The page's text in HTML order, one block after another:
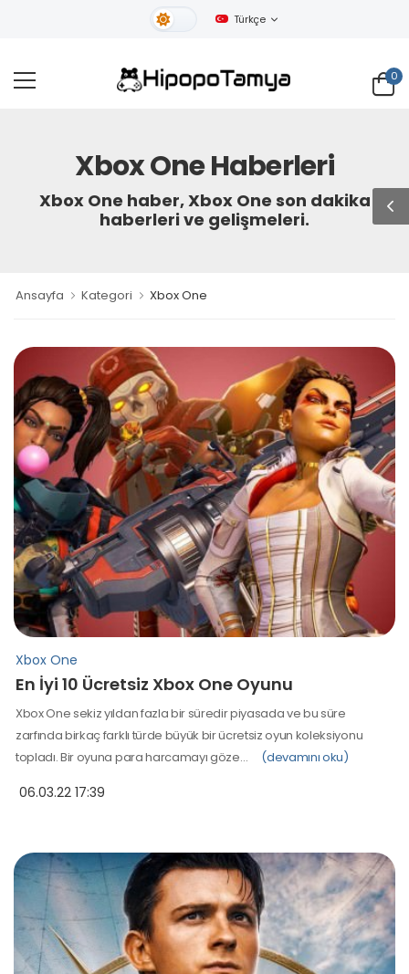
Gündüz Tema
Türkçe
0
Xbox One Haberleri
Xbox One haber, Xbox One son dakika
haberleri ve gelişmeleri.
Ansayfa Kategori Xbox One
Xbox One
En İyi 10 Ücretsiz Xbox One Oyunu
Xbox One sekiz yıldan fazla bir süredir piyasada ve bu süre
zarfında birkaç farklı türde büyük bir ücretsiz oyun koleksiyonu
topladı. Bir oyuna para harcamayı göze…
(devamını oku)
06.03.22 17:39